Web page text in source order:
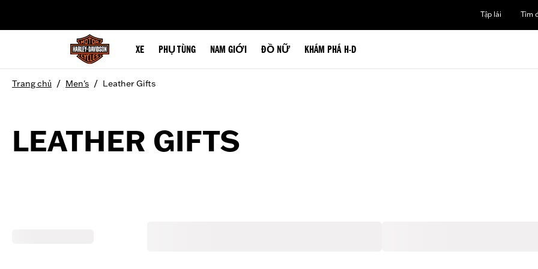
Tập lái Tìm
XE PHỤ TÙNG NAM GIỚI ĐỒ NỮ KHÁM PHÁ H-D
Trang chủ / Men's / Leather Gifts
LEATHER GIFTS